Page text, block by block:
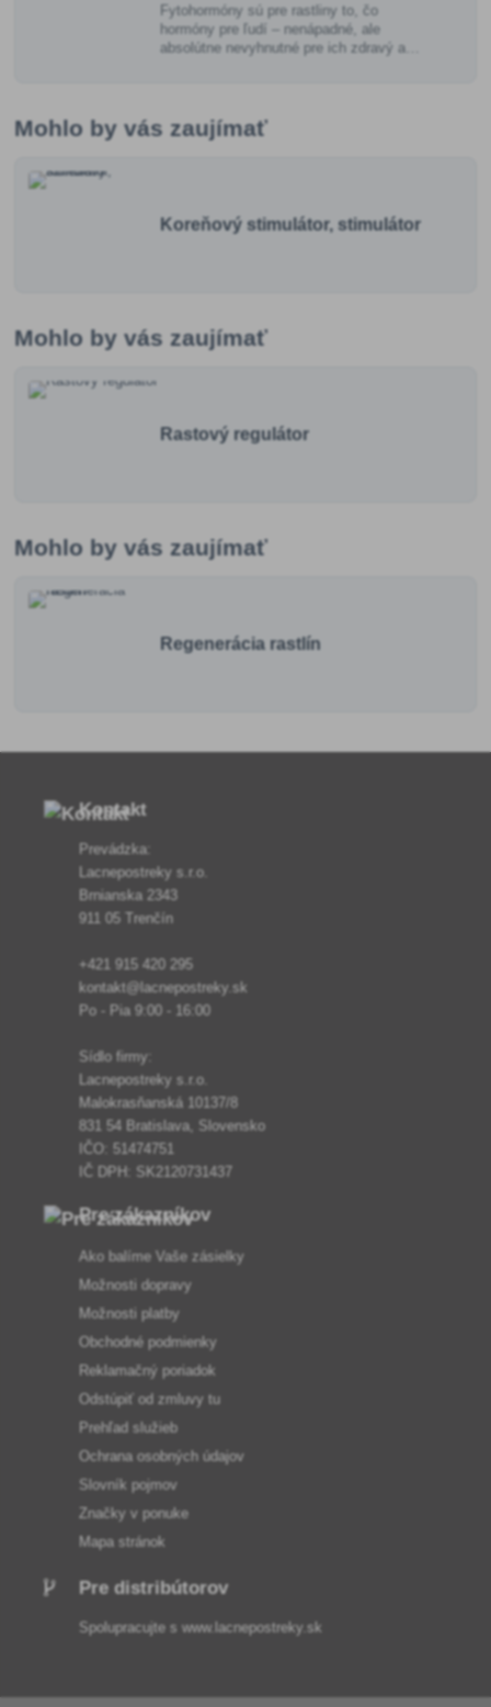
Fytohormóny sú pre rastliny to, čo
hormóny pre ľudí – nenápadné, ale
absolútne nevyhnutné pre ich zdravý a
Mohlo by vás zaujímať
Koreňový stimulátor, stimulátor
Mohlo by vás zaujímať
Rastový regulátor
Mohlo by vás zaujímať
Regenerácia rastlín
Kontakt
Prevádzka:
Lacnepostreky s.r.o.
Brnianska 2343
911 05 Trenčín
+421 915 420 295
kontakt@lacnepostreky.sk
Po - Pia 9:00 - 16:00
Sídlo firmy:
Lacnepostreky s.r.o.
Malokrasňanská 10137/8
831 54 Bratislava, Slovensko
IČO: 51474751
IČ DPH: SK2120731437
Pre zákazníkov
Ako balíme Vaše zásielky
Možnosti dopravy
Možnosti platby
Obchodné podmienky
Reklamačný poriadok
Odstúpiť od zmluvy tu
Prehľad služieb
Ochrana osobných údajov
Slovník pojmov
Značky v ponuke
Mapa stránok
Pre distribútorov
Spolupracujte s www.lacnepostreky.sk